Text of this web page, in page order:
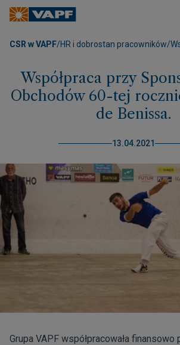
CSR w VAPF/HR i dobrostan pracowników/
Współpraca przy
Obchodów 60-tej
de Benissa.
13.04.2021
Grupa VAPF współpracowała finansowo